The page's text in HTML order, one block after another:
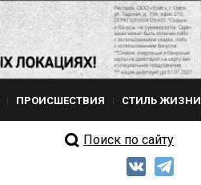
ПРОИСШЕСТВИЯ СТИЛЬ ЖИЗНИ
Поиск по сайту